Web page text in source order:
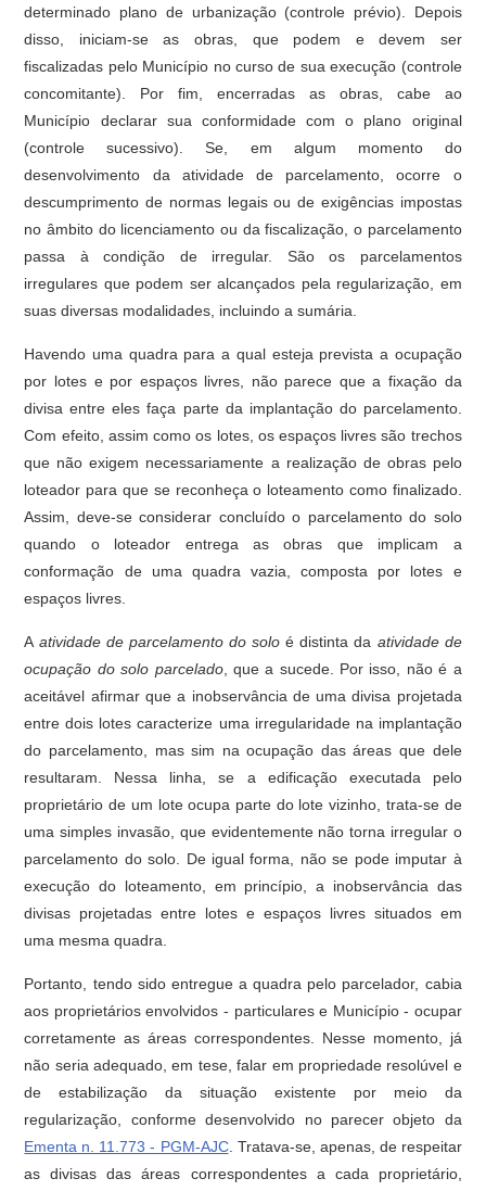
determinado plano de urbanização (controle prévio). Depois
disso, iniciam-se as obras, que podem e devem ser
fiscalizadas pelo Município no curso de sua execução (controle
concomitante). Por fim, encerradas as obras, cabe ao
Município declarar sua conformidade com o plano original
(controle sucessivo). Se, em algum momento do
desenvolvimento da atividade de parcelamento, ocorre o
descumprimento de normas legais ou de exigências impostas
no âmbito do licenciamento ou da fiscalização, o parcelamento
passa à condição de irregular. São os parcelamentos
irregulares que podem ser alcançados pela regularização, em
suas diversas modalidades, incluindo a sumária.
Havendo uma quadra para a qual esteja prevista a ocupação
por lotes e por espaços livres, não parece que a fixação da
divisa entre eles faça parte da implantação do parcelamento.
Com efeito, assim como os lotes, os espaços livres são trechos
que não exigem necessariamente a realização de obras pelo
loteador para que se reconheça o loteamento como finalizado.
Assim, deve-se considerar concluído o parcelamento do solo
quando o loteador entrega as obras que implicam a
conformação de uma quadra vazia, composta por lotes e
espaços livres.
A atividade de parcelamento do solo é distinta da atividade de
ocupação do solo parcelado, que a sucede. Por isso, não é a
aceitável afirmar que a inobservância de uma divisa projetada
entre dois lotes caracterize uma irregularidade na implantação
do parcelamento, mas sim na ocupação das áreas que dele
resultaram. Nessa linha, se a edificação executada pelo
proprietário de um lote ocupa parte do lote vizinho, trata-se de
uma simples invasão, que evidentemente não torna irregular o
parcelamento do solo. De igual forma, não se pode imputar à
execução do loteamento, em princípio, a inobservância das
divisas projetadas entre lotes e espaços livres situados em
uma mesma quadra.
Portanto, tendo sido entregue a quadra pelo parcelador, cabia
aos proprietários envolvidos - particulares e Município - ocupar
corretamente as áreas correspondentes. Nesse momento, já
não seria adequado, em tese, falar em propriedade resolúvel e
de estabilização da situação existente por meio da
regularização, conforme desenvolvido no parecer objeto da
Ementa n. 11.773 - PGM-AJC. Tratava-se, apenas, de respeitar
as divisas das áreas correspondentes a cada proprietário,